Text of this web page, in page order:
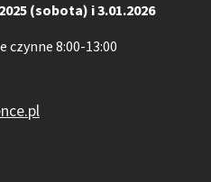
(sobota) i 3.01.2026
czynne 8:00-13:00